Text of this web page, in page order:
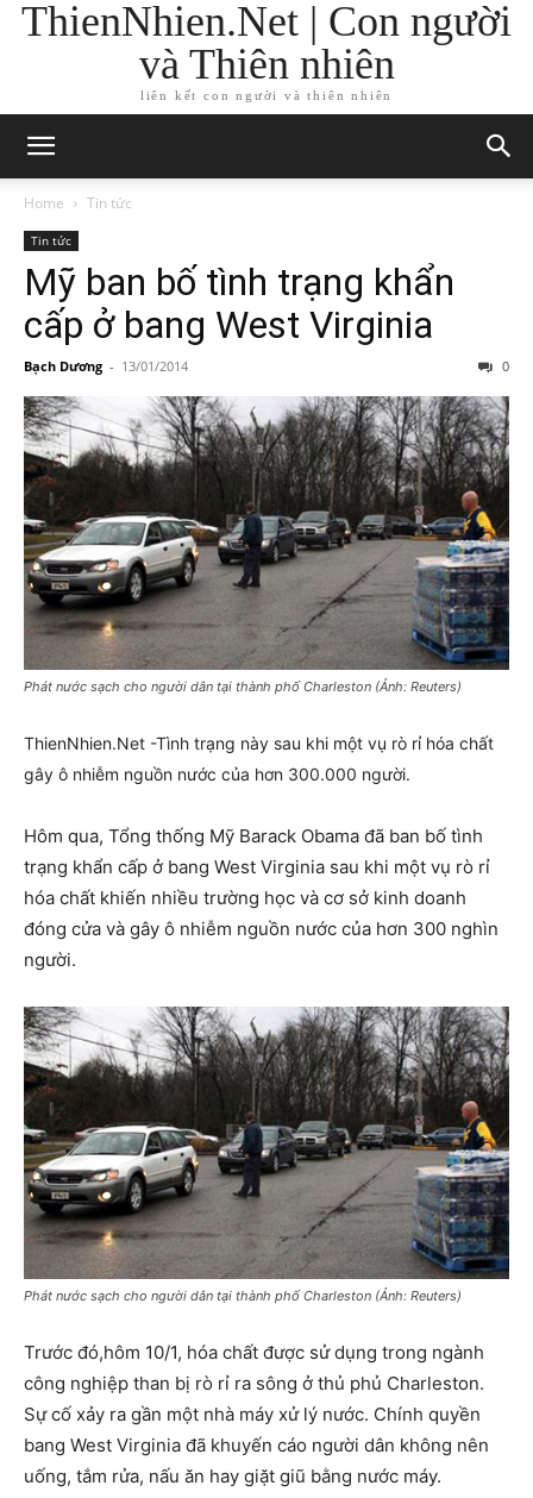
ThienNhien.Net | Con người
và Thiên nhiên
liên kết con người và thiên nhiên
Home Tin tức
Tin tức
Mỹ ban bố tình trạng khẩn
cấp ở bang West Virginia
Bạch Dương - 13/01/2014 0
Phát nước sạch cho người dân tại thành phố Charleston (Ảnh: Reuters)
ThienNhien.Net -Tình trạng này sau khi một vụ rò rỉ hóa chất
gây ô nhiễm nguồn nước của hơn 300.000 người.
Hôm qua, Tổng thống Mỹ Barack Obama đã ban bố tình
trạng khẩn cấp ở bang West Virginia sau khi một vụ rò rỉ
hóa chất khiến nhiều trường học và cơ sở kinh doanh
đóng cửa và gây ô nhiễm nguồn nước của hơn 300 nghìn
người.
Phát nước sạch cho người dân tại thành phố Charleston (Ảnh: Reuters)
Trước đó,hôm 10/1, hóa chất được sử dụng trong ngành
công nghiệp than bị rò rỉ ra sông ở thủ phủ Charleston.
Sự cố xảy ra gần một nhà máy xử lý nước. Chính quyền
bang West Virginia đã khuyến cáo người dân không nên
uống, tắm rửa, nấu ăn hay giặt giũ bằng nước máy.